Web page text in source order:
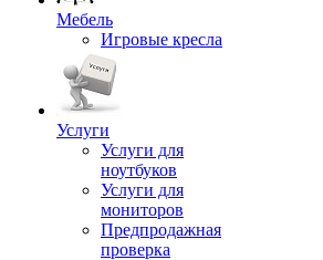
Мебель
Игровые кресла
Услуги
Услуги для
ноутбуков
Услуги для
мониторов
Предпродажная
проверка